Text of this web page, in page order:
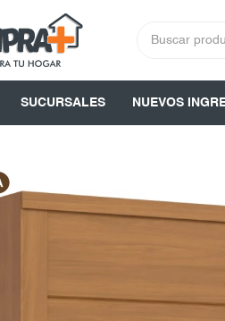
SUCURSALES NUEVOS